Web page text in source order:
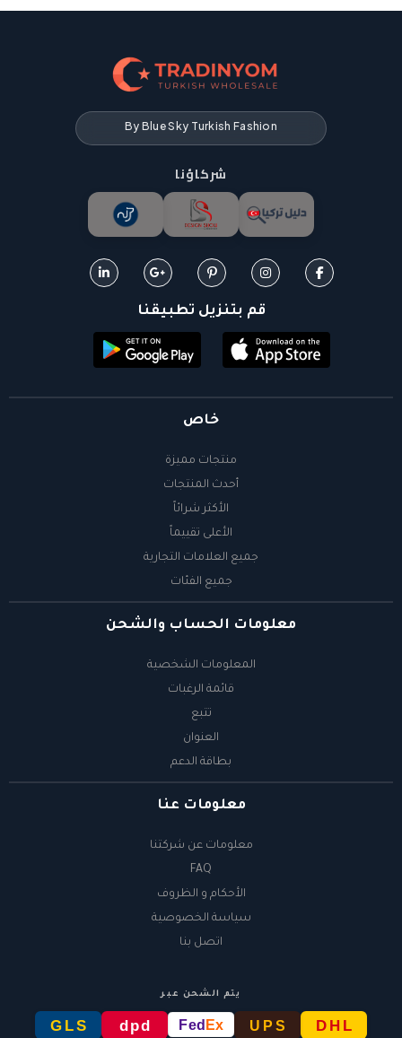
By Blue Sky Turkish Fashion
شركاؤنا
قم بتنزيل تطبيقنا
خاص
منتجات مميزة
أحدث المنتجات
الأكثر شرائاً
الأعلى تقييماً
جميع العلامات التجارية
جميع الفئات
معلومات الحساب والشحن
المعلومات الشخصية
قائمة الرغبات
تتبع
العنوان
بطاقة الدعم
معلومات عنا
معلومات عن شركتنا
FAQ
الأحكام و الظروف
سياسة الخصوصية
اتصل بنا
يتم الشحن عبر
DHL
UPS
FedEx
dpd
GLS